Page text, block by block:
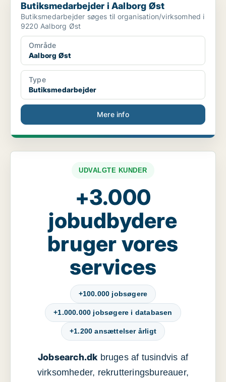
Butiksmedarbejder i Aalborg Øst
Butiksmedarbejder søges til organisation/virksomhed i
9220 Aalborg Øst
Område
Aalborg Øst
Type
Butiksmedarbejder
Mere info
UDVALGTE KUNDER
+3.000
jobudbydere
bruger vores
services
+100.000 jobsøgere
+1.000.000 jobsøgere i databasen
+1.200 ansættelser årligt
Jobsearch.dkbruges af tusindvis af
virksomheder, rekrutteringsbureauer,